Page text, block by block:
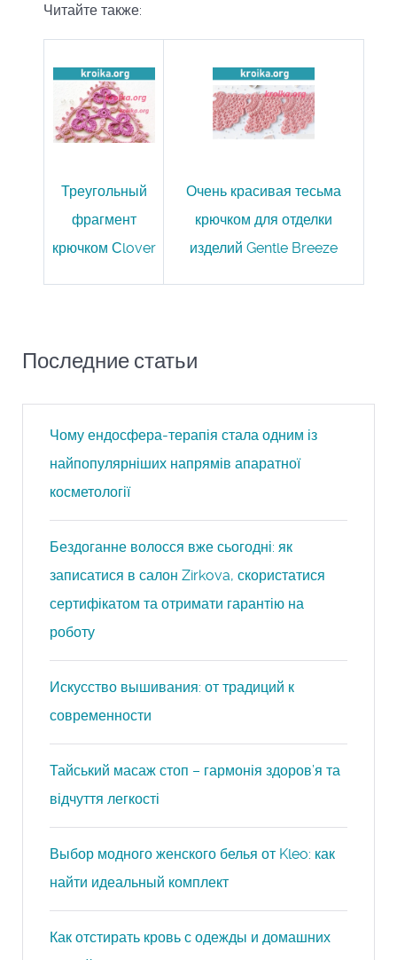
Читайте также:
Треугольный
фрагмент
крючком Сlover
Очень красивая тесьма
крючком для отделки
изделий Gentle Breeze
Последние статьи
Чому ендосфера-терапія стала одним із
найпопулярніших напрямів апаратної
косметології
Бездоганне волосся вже сьогодні: як
записатися в салон Zirkova, скористатися
сертифікатом та отримати гарантію на
роботу
Искусство вышивания: от традиций к
современности
Тайський масаж стоп – гармонія здоров’я та
відчуття легкості
Выбор модного женского белья от Kleo: как
найти идеальный комплект
Как отстирать кровь с одежды и домашних